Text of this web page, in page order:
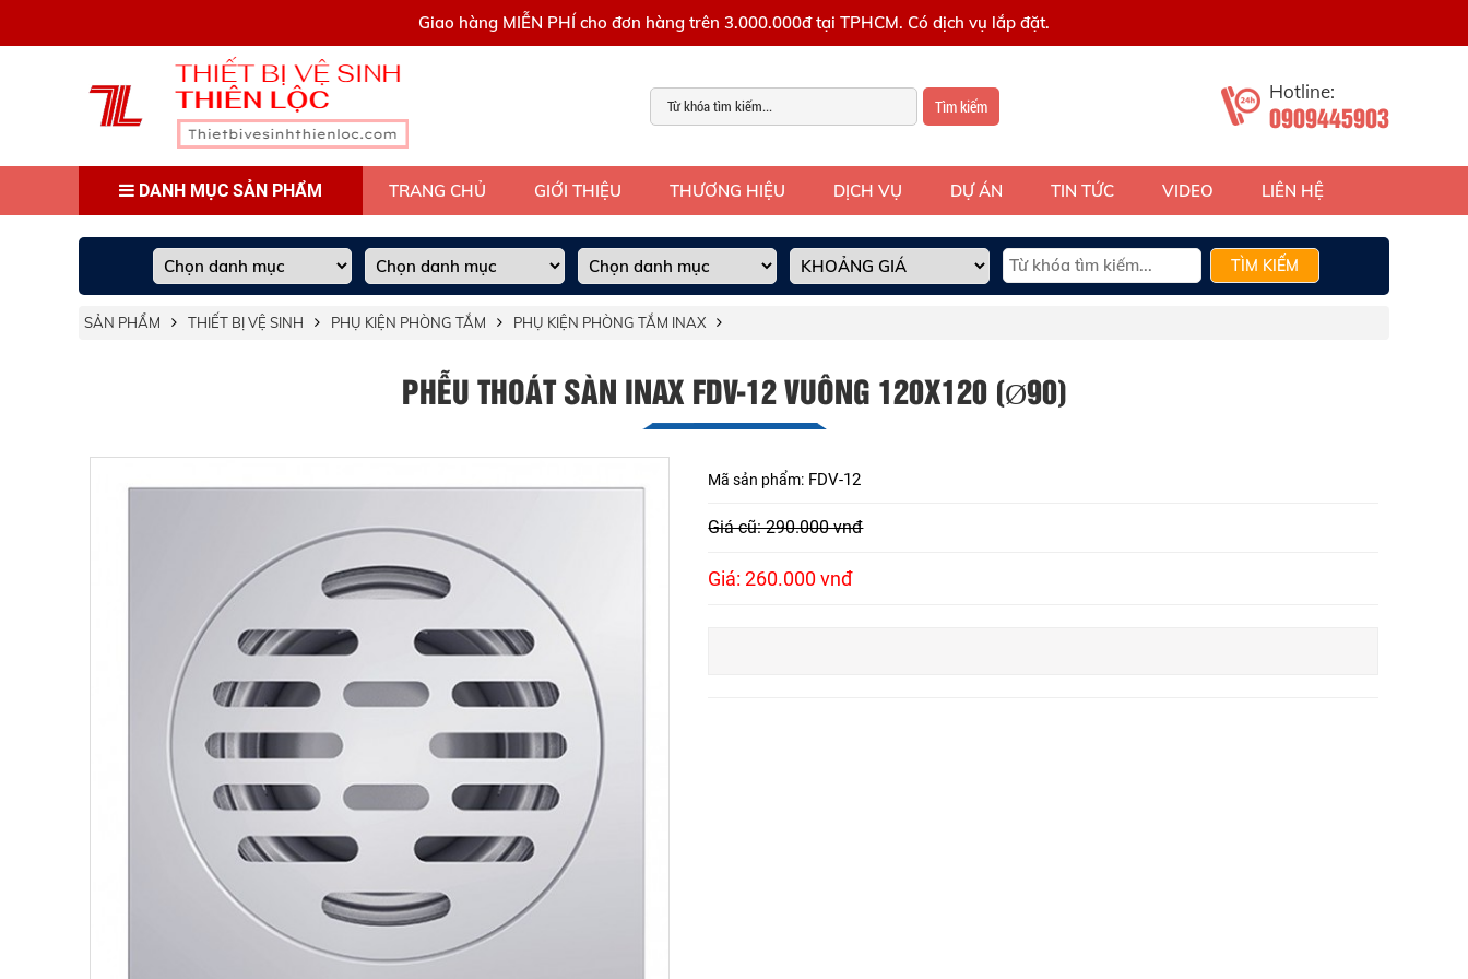
Giao hàng MIỄN PHÍ cho đơn hàng trên 3.000.000đ tại TPHCM. Có dịch vụ lắp đặt.
Tìm kiếm
Hotline:
0909445903
DANH MỤC SẢN PHẨM TRANG CHỦ GIỚI THIỆU THƯƠNG HIỆU DỊCH VỤ DỰ ÁN TIN TỨC VIDEO LIÊN HỆ
TÌM KIẾM
SẢN PHẨM THIẾT BỊ VỆ SINH PHỤ KIỆN PHÒNG TẮM PHỤ KIỆN PHÒNG TẮM INAX
PHỄU THOÁT SÀN INAX FDV-12 VUÔNG 120X120 (Ø90)
Mã sản phẩm: FDV-12
Giá cũ: 290.000 vnđ
Giá: 260.000 vnđ